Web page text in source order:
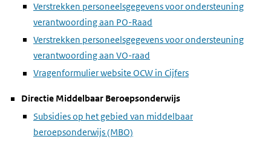
Verstrekken personeelsgegevens voor ondersteuning
verantwoording aan PO-Raad
Verstrekken personeelsgegevens voor ondersteuning
verantwoording aan VO-raad
Vragenformulier website OCW in Cijfers
Directie Middelbaar Beroepsonderwijs
Subsidies op het gebied van middelbaar
beroepsonderwijs (MBO)